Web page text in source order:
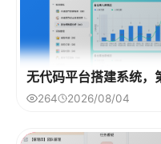
无代码平台搭建系统，
264 2026/08/04